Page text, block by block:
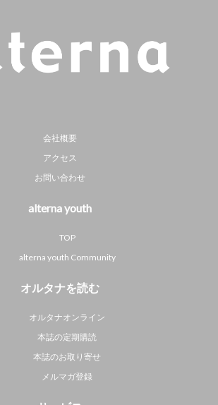
会社概要
アクセス
お問い合わせ
alterna youth
TOP
alterna youth Community
オルタナを読む
オルタナオンライン
本誌の定期購読
本誌のお取り寄せ
メルマガ登録